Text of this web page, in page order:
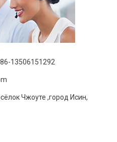
13506151292
Чжоуте ,город Исин,